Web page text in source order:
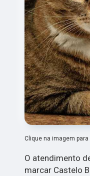
Clique na imagem para
O atendimento
marcar Castelo